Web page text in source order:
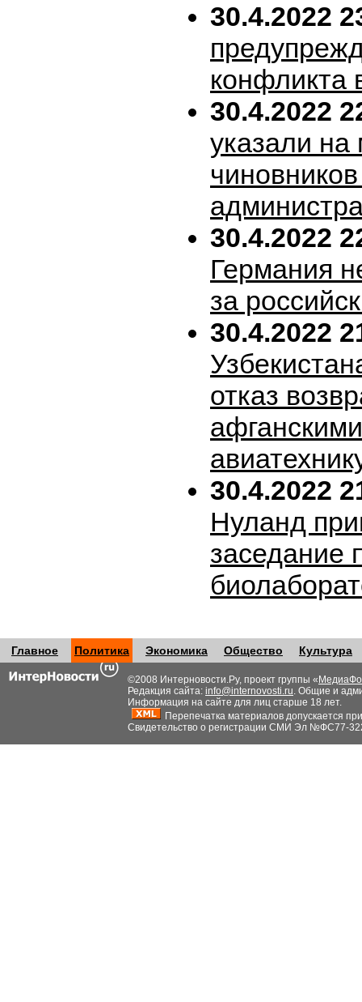
30.4.2022
конфликта
30.4.2022
указали на
30.4.2022
Германия
за
30.4.2022
отказ
30.4.2022
Нуланд
заседание
Главное Политика Экономика Общество Культура
©2008 Интерновости.Ру, проект группы «
Редакция сайта: info@internovosti.ru. Общие и
Информация на сайте для лиц старше 18 лет.
Перепечатка материалов допускается
Свидетельство о регистрации СМИ Эл №ФС77-